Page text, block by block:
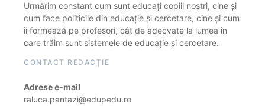
Urmărim constant cum sunt educați copiii noștri, cine și
cum face politicile din educație și cercetare, cine și cum
îi formează pe profesori, cât de adecvate la lumea în
care trăim sunt sistemele de educație și cercetare.
CONTACT REDACȚIE
Adrese e-mail
raluca.pantazi@edupedu.ro